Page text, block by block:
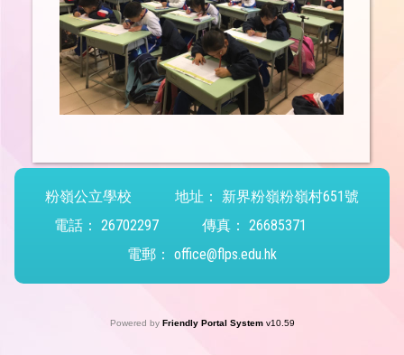
粉嶺公立學校 地址：
新界粉嶺粉嶺村651號
電話： 26702297 傳真： 26685371
電郵： office@flps.edu.hk
Powered by Friendly Portal System v10.59